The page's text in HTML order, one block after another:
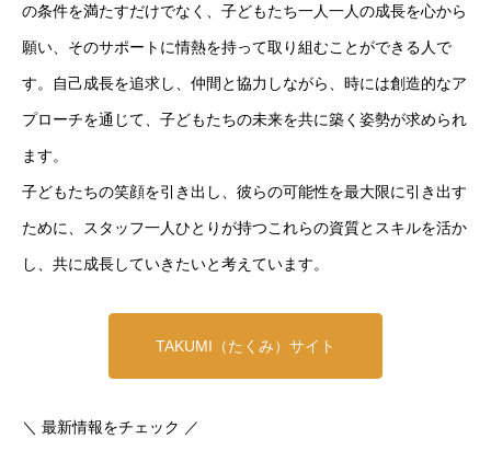
の条件を満たすだけでなく、子どもたち一人一人の成長を心から
願い、そのサポートに情熱を持って取り組むことができる人で
す。自己成長を追求し、仲間と協力しながら、時には創造的なア
プローチを通じて、子どもたちの未来を共に築く姿勢が求められ
ます。
子どもたちの笑顔を引き出し、彼らの可能性を最大限に引き出す
ために、スタッフ一人ひとりが持つこれらの資質とスキルを活か
し、共に成長していきたいと考えています。
TAKUMI（たくみ）サイト
＼ 最新情報をチェック ／